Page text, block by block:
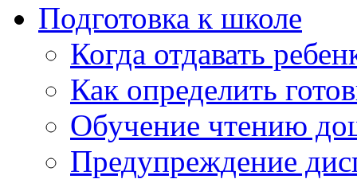
Подготовка к школе
Когда отдавать
Как определить
Обучение чтению
Предупреждение